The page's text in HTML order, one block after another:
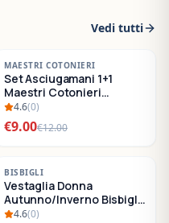
Vedi tutti
-25%
SALDI
MAESTRI COTONIERI
Set Asciugamani 1+1
Maestri Cotonieri
Eternity Spugna di
Cotone
4.6(0)
€9.00€12.00
-30 %
SALDI
BISBIGLI
Vestaglia Donna
Autunno/Inverno Bisbigli
BO288632
4.6(0)